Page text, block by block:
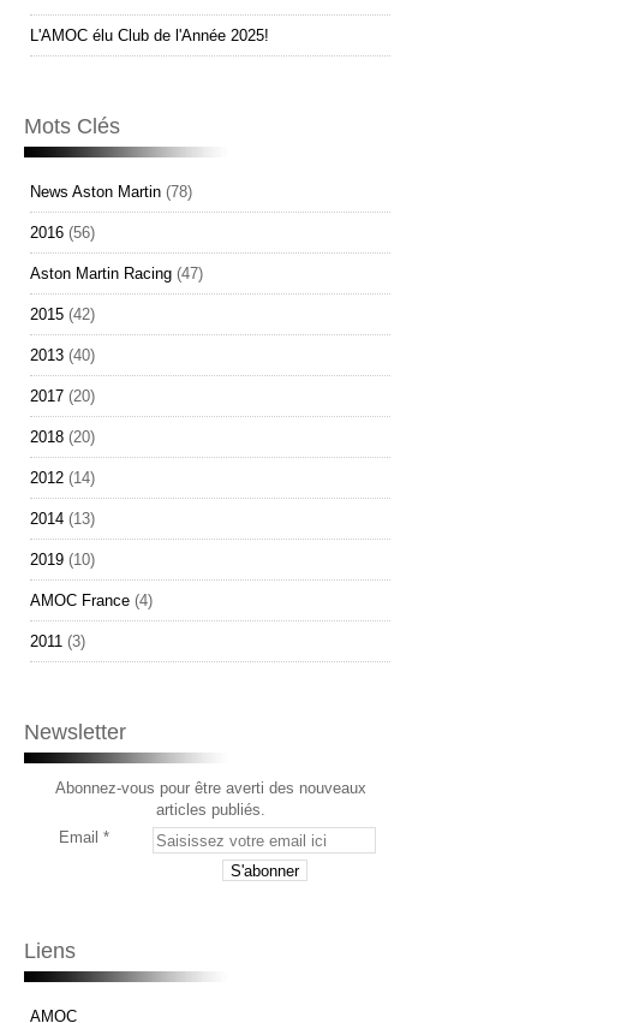
L'AMOC élu Club de l'Année 2025!
Mots Clés
News Aston Martin (78)
2016 (56)
Aston Martin Racing (47)
2015 (42)
2013 (40)
2017 (20)
2018 (20)
2012 (14)
2014 (13)
2019 (10)
AMOC France (4)
2011 (3)
Newsletter
Abonnez-vous pour être averti des nouveaux
articles publiés.
Email
Liens
AMOC